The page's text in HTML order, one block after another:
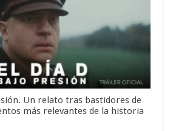
Un relato tras bastidores de
más relevantes de la historia